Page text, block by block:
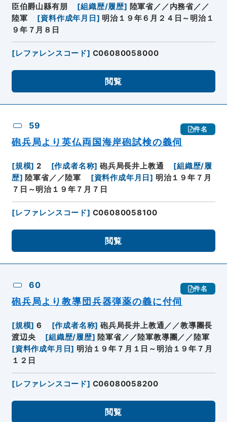
臣伯爵山縣有朋
[組織歴/履歴] 陸軍省／／内務省／／
陸軍
[資料作成年月日 ] 明治１９年６月２４日～明治１
９年７月８日
[レファレンスコード] C06080058000
閲覧
59 件名
砲兵局より英仏両国海岸砲試検の義伺
[規模] 2 [作成者名称] 砲兵局長井上教通 [組織歴/履
歴] 陸軍省／／陸軍 [資料作成年月日] 明治１９年７月
７日～明治１９年７月７日
[レファレンスコード] C06080058100
閲覧
60 件名
砲兵局より教導団兵器弾薬の義に付伺
[規模] 6 [作成者名称] 砲兵局長井上教通／／教導團長
渡辺央
[組織歴/履歴] 陸軍省／／陸軍教導團／／陸軍
[資料作成年月日] 明治１９年７月１日～明治１９年７月
１２日
[レファレンスコード] C06080058200
閲覧